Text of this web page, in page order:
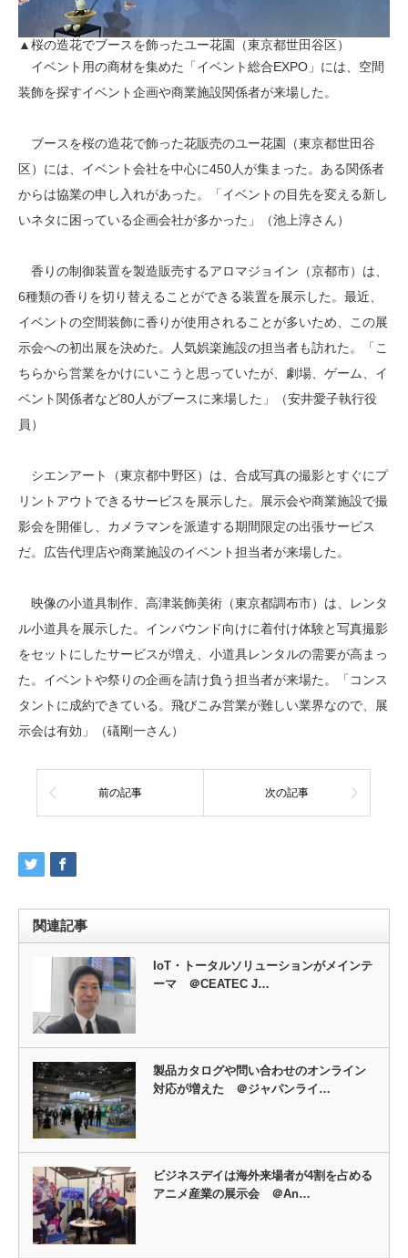
▲桜の造花でブースを飾ったユー花園（東京都世田谷区）
イベント用の商材を集めた「イベント総合EXPO」には、空間
装飾を探すイベント企画や商業施設関係者が来場した。
ブースを桜の造花で飾った花販売のユー花園（東京都世田谷
区）には、イベント会社を中心に450人が集まった。ある関係者
からは協業の申し入れがあった。「イベントの目先を変える新し
いネタに困っている企画会社が多かった」（池上淳さん）
香りの制御装置を製造販売するアロマジョイン（京都市）は、
6種類の香りを切り替えることができる装置を展示した。最近、
イベントの空間装飾に香りが使用されることが多いため、この展
示会への初出展を決めた。人気娯楽施設の担当者も訪れた。「こ
ちらから営業をかけにいこうと思っていたが、劇場、ゲーム、イ
ベント関係者など80人がブースに来場した」（安井愛子執行役
員）
シエンアート（東京都中野区）は、合成写真の撮影とすぐにプ
リントアウトできるサービスを展示した。展示会や商業施設で撮
影会を開催し、カメラマンを派遣する期間限定の出張サービス
だ。広告代理店や商業施設のイベント担当者が来場した。
映像の小道具制作、高津装飾美術（東京都調布市）は、レンタ
ル小道具を展示した。インバウンド向けに着付け体験と写真撮影
をセットにしたサービスが増え、小道具レンタルの需要が高まっ
た。イベントや祭りの企画を請け負う担当者が来場た。「コンス
タントに成約できている。飛びこみ営業が難しい業界なので、展
示会は有効」（礒剛一さん）
前の記事 次の記事
関連記事
IoT・トータルソリューションがメインテ
ーマ ＠CEATEC J…
製品カタログや問い合わせのオンライン
対応が増えた ＠ジャパンライ…
ビジネスデイは海外来場者が4割を占める
アニメ産業の展示会 ＠An…